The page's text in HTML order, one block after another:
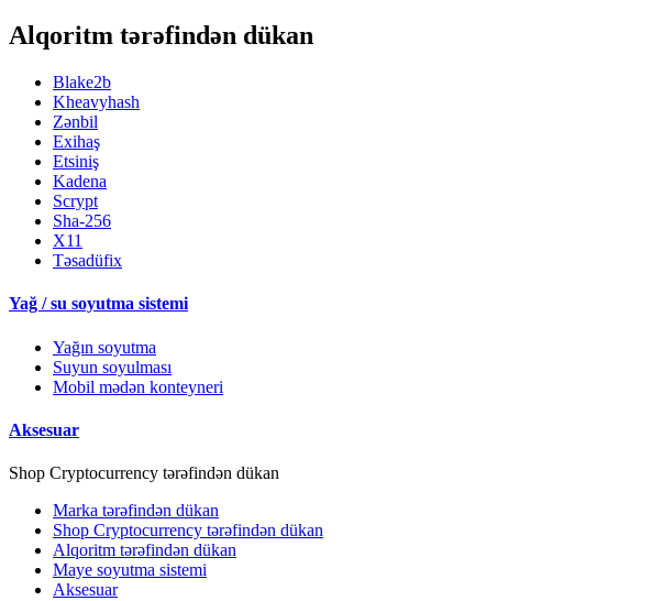
Alqoritm tərəfindən dükan
Blake2b
Kheavyhash
Zənbil
Exihaş
Etsiniş
Kadena
Scrypt
Sha-256
X11
Təsadüfix
Yağ / su soyutma sistemi
Yağın soyutma
Suyun soyulması
Mobil mədən konteyneri
Aksesuar
Shop Cryptocurrency tərəfindən dükan
Marka tərəfindən dükan
Shop Cryptocurrency tərəfindən dükan
Alqoritm tərəfindən dükan
Maye soyutma sistemi
Aksesuar